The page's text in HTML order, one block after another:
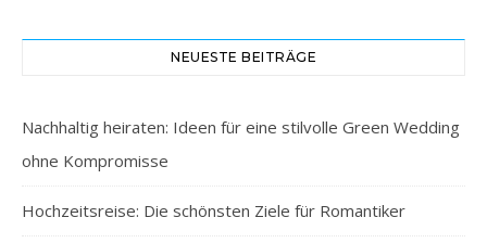
NEUESTE BEITRÄGE
Nachhaltig heiraten: Ideen für eine stilvolle Green Wedding
ohne Kompromisse
Hochzeitsreise: Die schönsten Ziele für Romantiker